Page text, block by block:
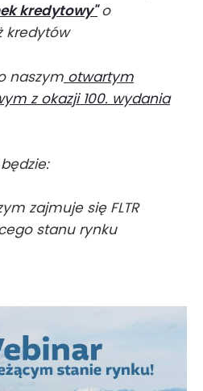
kredytowy"o
kredytów
naszym otwartym
z okazji 100. wydania
zajmuje się FLTR
stanu rynku